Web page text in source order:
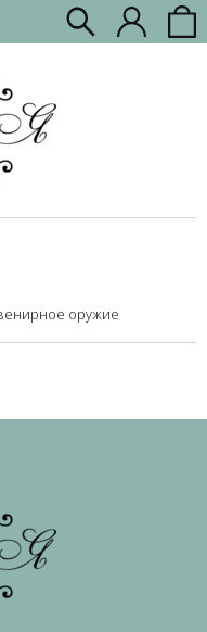
оружие